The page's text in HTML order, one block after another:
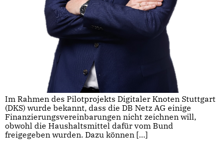
Im Rahmen des Pilotprojekts Digitaler Knoten Stuttgart
(DKS) wurde bekannt, dass die DB Netz AG einige
Finanzierungsvereinbarungen nicht zeichnen will,
obwohl die Haushaltsmittel dafür vom Bund
freigegeben wurden. Dazu können […]